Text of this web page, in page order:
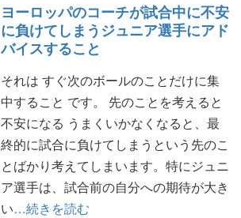
ヨーロッパのコーチが試合中に不安
に負けてしまうジュニア選手にアド
バイスすること
それは すぐ次のボールのことだけに集
中すること です。 先のことを考えると
不安になる うまくいかなくなると、最
終的に試合に負けてしまうという先のこ
とばかり考えてしまいます。特にジュニ
ア選手は、試合前の自分への期待が大き
い…続きを読む